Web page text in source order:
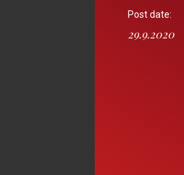
Post date:
29.9.2020